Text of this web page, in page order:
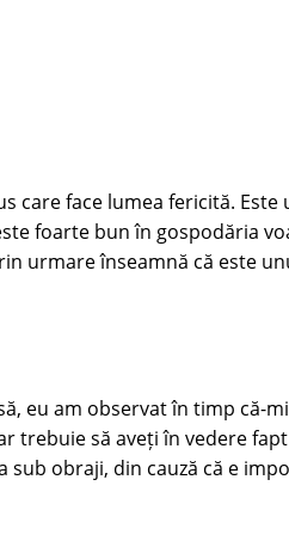
care face lumea fericită. Este
foarte bun în gospodăria
urmare înseamnă că este
eu am observat în timp că-
trebuie să aveți în vedere
obraji, din cauză că e